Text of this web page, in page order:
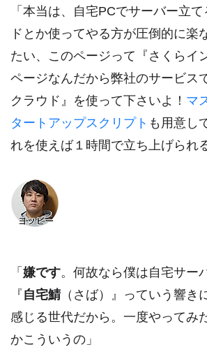
「本当は、自宅PCでサーバー立
ドとか使ってやる方が圧倒的に楽
たい、このページって『さくらイ
ページなんだから弊社のサービス
クラウド』を使って下さいよ！ マ
タートアップスクリプト も用意し
れを使えば１時間で立ち上げられ
「 嫌です。何故なら僕は自宅サー
『 自宅鯖（さば）』っていう響き
感じる世代だから。一度やってみ
かこういうの」